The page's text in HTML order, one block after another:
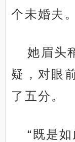
个未婚夫。
她眉头
疑，对眼
了五分。
“既是